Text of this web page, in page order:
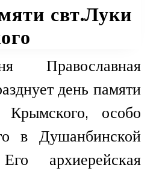
свт.Луки
Православная
день памяти
особо
в Душанбинской
архиерейская